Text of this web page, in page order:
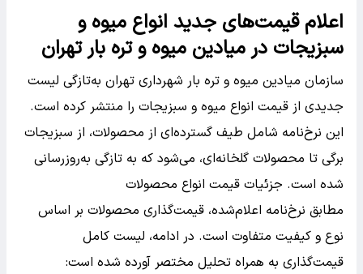
اعلام قیمت‌های جدید انواع میوه و
سبزیجات در میادین میوه و تره بار تهران
سازمان میادین میوه و تره بار شهرداری تهران به‌تازگی لیست
جدیدی از قیمت انواع میوه و سبزیجات را منتشر کرده است.
این نرخ‌نامه شامل طیف گسترده‌ای از محصولات، از سبزیجات
برگی تا محصولات گلخانه‌ای، می‌شود که به تازگی به‌روزرسانی
شده است. جزئیات قیمت انواع محصولات
مطابق نرخ‌نامه اعلام‌شده، قیمت‌گذاری محصولات بر اساس
نوع و کیفیت متفاوت است. در ادامه، لیست کامل
قیمت‌گذاری به همراه تحلیل مختصر آورده شده است: